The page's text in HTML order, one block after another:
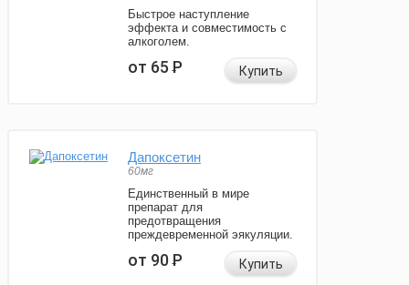
Быстрое наступление
эффекта и совместимость с
алкоголем.
от 65Р Купить
Дапоксетин
60мг
Единственный в мире
препарат для
предотвращения
преждевременной эякуляции.
от 90Р Купить